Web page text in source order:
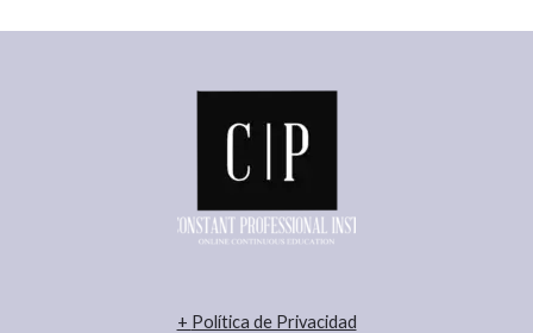
+ Política de Privacidad